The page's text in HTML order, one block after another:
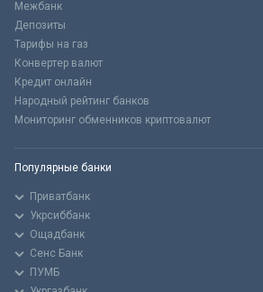
Межбанк
Депозиты
Тарифы на газ
Конвертер валют
Кредит онлайн
Народный рейтинг банков
Мониторинг обменников криптовалют
Популярные банки
Приватбанк
Укрсиббанк
Ощадбанк
Сенс Банк
ПУМБ